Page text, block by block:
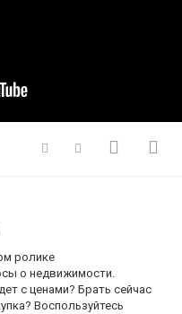
ролике
о недвижимости.
с ценами? Брать сейчас
Воспользуйтесь